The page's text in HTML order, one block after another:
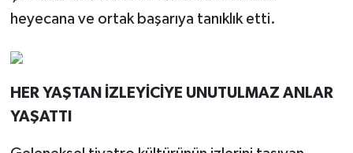
heyecana ve ortak başarıya tanıklık etti.
HER YAŞTAN İZLEYİCİYE UNUTULMAZ ANLAR
YAŞATTI